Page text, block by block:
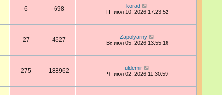
6 698
korad
Пт июл 10, 2026 17:23:52
27 4627
Zapolyarny
Вс июл 05, 2026 13:55:16
275 188962
uldemir
Чт июл 02, 2026 11:30:59